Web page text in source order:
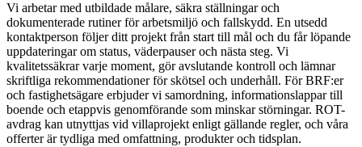
Vi arbetar med utbildade målare, säkra ställningar och
dokumenterade rutiner för arbetsmiljö och fallskydd. En utsedd
kontaktperson följer ditt projekt från start till mål och du får löpande
uppdateringar om status, väderpauser och nästa steg. Vi
kvalitetssäkrar varje moment, gör avslutande kontroll och lämnar
skriftliga rekommendationer för skötsel och underhåll. För BRF:er
och fastighetsägare erbjuder vi samordning, informationslappar till
boende och etappvis genomförande som minskar störningar. ROT-
avdrag kan utnyttjas vid villaprojekt enligt gällande regler, och våra
offerter är tydliga med omfattning, produkter och tidsplan.